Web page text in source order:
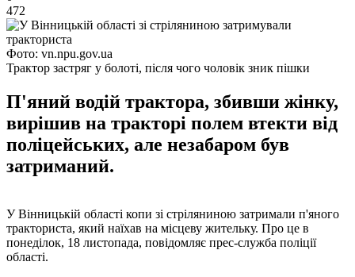
472
Фото: vn.npu.gov.ua
Трактор застряг у болоті, після чого чоловік зник пішки
П'яний водій трактора, збивши жінку,
вирішив на тракторі полем втекти від
поліцейських, але незабаром був
затриманий.
У Вінницькій області копи зі стріляниною затримали п'яного
тракториста, який наїхав на місцеву жительку. Про це в
понеділок, 18 листопада, повідомляє прес-служба поліції
області.